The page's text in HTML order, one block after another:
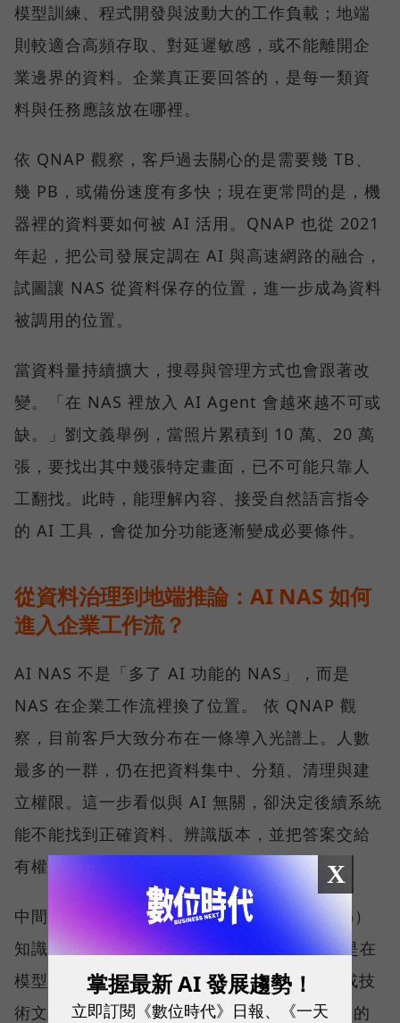
模型訓練、程式開發與波動大的工作負載；地端
則較適合高頻存取、對延遲敏感，或不能離開企
業邊界的資料。企業真正要回答的，是每一類資
料與任務應該放在哪裡。
依 QNAP 觀察，客戶過去關心的是需要幾 TB、
幾 PB，或備份速度有多快；現在更常問的是，機
器裡的資料要如何被 AI 活用。QNAP 也從 2021
年起，把公司發展定調在 AI 與高速網路的融合，
試圖讓 NAS 從資料保存的位置，進一步成為資料
被調用的位置。
當資料量持續擴大，搜尋與管理方式也會跟著改
變。「在 NAS 裡放入 AI Agent 會越來越不可或
缺。」劉文義舉例，當照片累積到 10 萬、20 萬
張，要找出其中幾張特定畫面，已不可能只靠人
工翻找。此時，能理解內容、接受自然語言指令
的 AI 工具，會從加分功能逐漸變成必要條件。
從資料治理到地端推論：AI NAS 如何
進入企業工作流？
AI NAS 不是「多了 AI 功能的 NAS」，而是
NAS 在企業工作流裡換了位置。 依 QNAP 觀
察，目前客戶大致分布在一條導入光譜上。人數
最多的一群，仍在把資料集中、分類、清理與建
立權限。這一步看似與 AI 無關，卻決定後續系統
能不能找到正確資料、辨識版本，並把答案交給
有權限的人。
中間一群開始建置私有的檢索增強生成（RAG）
知識庫。RAG 並不是重新訓練一個模型，而是在
模型回答前，先從企業的 SOP、合約、法規或技
術文件中取回相關內容，再產生附有來源依據的
X
掌握最新 AI 發展趨勢！
立即訂閱《數位時代》日報、《一天